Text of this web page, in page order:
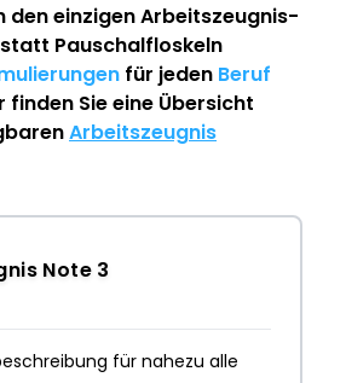
den einzigenArbeitszeugnis-
Pauschalfloskeln
für jeden Beruf
Sie eine Übersicht
Arbeitszeugnis
Note 3
für nahezu alle